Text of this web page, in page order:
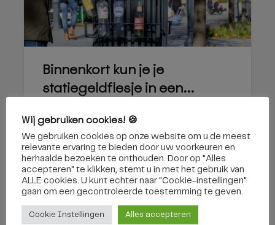
Binnenkort kun je je
statiegeldflesje in een...
Tilburg pleit voor statiegeld
op petflessen en blikjes
Wij gebruiken cookies! 🍪
We gebruiken cookies op onze website om u de meest
relevante ervaring te bieden door uw voorkeuren en
herhaalde bezoeken te onthouden. Door op "Alles
accepteren" te klikken, stemt u in met het gebruik van
ALLE cookies. U kunt echter naar "Cookie-instellingen"
gaan om een ​​gecontroleerde toestemming te geven.
Cookie Instellingen Alles accepteren